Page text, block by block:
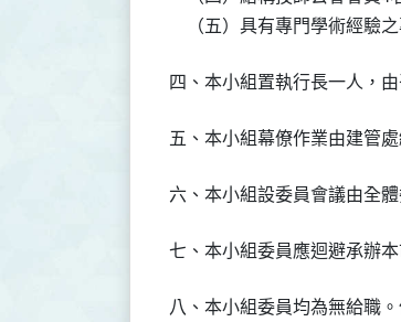
（五）具有專門學術經驗
五、本小組幕僚作業由建管處
八、本小組委員均為無給職